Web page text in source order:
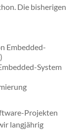
Die bisherigen
Embedded-
System
Projekten
langjährig